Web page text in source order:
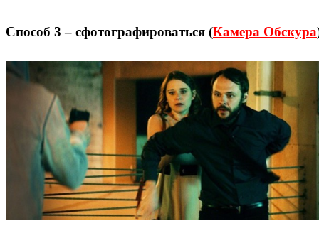
Способ 3 – сфотографироваться (Камера Обскура